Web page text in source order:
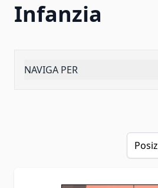
Infanzia
NAVIGA PER